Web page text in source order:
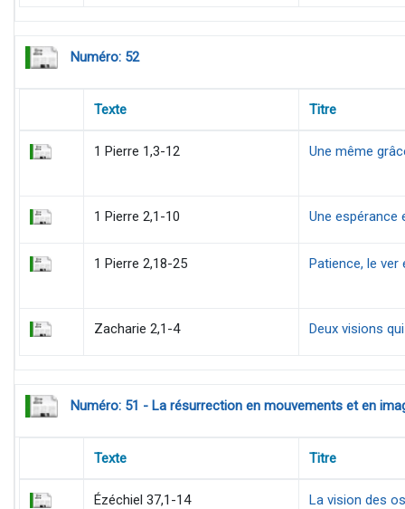
Numéro: 52
Texte Titre
1 Pierre 1,3-12 Une même
1 Pierre 2,1-10 Une espérance
1 Pierre 2,18-25 Patience, le
Zacharie 2,1-4 Deux visions
Numéro: 51 - La résurrection en mouvements et en
Texte Titre
Ézéchiel 37,1-14 La vision des